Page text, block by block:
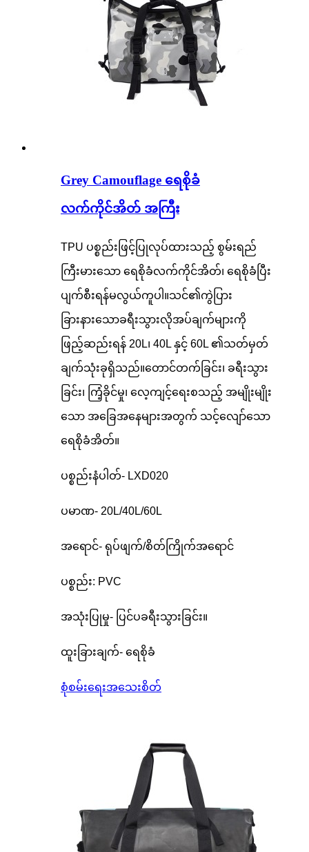
Grey Camouflage ရေစိုခံ
လက်ကိုင်အိတ် အကြီး
TPU ပစ္စည်းဖြင့်ပြုလုပ်ထားသည့် စွမ်းရည်
ကြီးမားသော ရေစိုခံလက်ကိုင်အိတ်၊ ရေစိုခံပြီး
ပျက်စီးရန်မလွယ်ကူပါ။သင်၏ကွဲပြား
ခြားနားသောခရီးသွားလိုအပ်ချက်များကို
ဖြည့်ဆည်းရန် 20L၊ 40L နှင့် 60L ၏သတ်မှတ်
ချက်သုံးခုရှိသည်။တောင်တက်ခြင်း၊ ခရီးသွား
ခြင်း၊ ကြံ့ခိုင်မှု၊ လေ့ကျင့်ရေးစသည့် အမျိုးမျိုး
သော အခြေအနေများအတွက် သင့်လျော်သော
ရေစိုခံအိတ်။
ပစ္စည်းနံပါတ်- LXD020
ပမာဏ- 20L/40L/60L
အရောင်- ရုပ်ဖျက်/စိတ်ကြိုက်အရောင်
ပစ္စည်း: PVC
အသုံးပြုမှု- ပြင်ပခရီးသွားခြင်း။
ထူးခြားချက်- ရေစိုခံ
စုံစမ်းရေးအသေးစိတ်